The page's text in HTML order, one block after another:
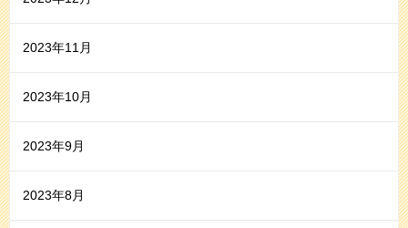
2023年11月
2023年10月
2023年9月
2023年8月